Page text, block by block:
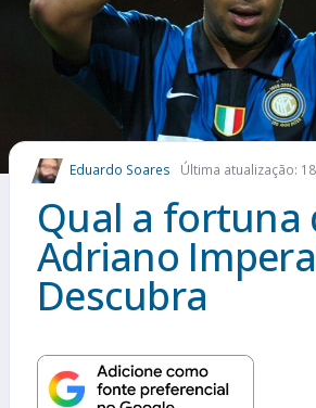
FUTEBOL NACIONAL
FUTEBOL INTERNACIONAL
COMO APOSTAR
MAIS ESPORTES
Eduardo Soares Última atualização:
Qual a fortuna
Adriano
Descubra